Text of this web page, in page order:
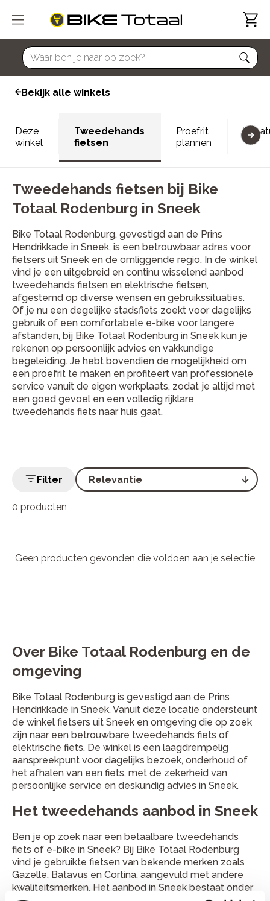
home
Bekijk alle winkels
Deze
winkel
Tweedehands
fietsen
Proefrit
plannen
Tweedehands fietsen bij Bike
Totaal Rodenburg in Sneek
Bike Totaal Rodenburg, gevestigd aan de Prins
Hendrikkade in Sneek, is een betrouwbaar adres voor
fietsers uit Sneek en de omliggende regio. In de winkel
vind je een uitgebreid en continu wisselend aanbod
tweedehands fietsen en elektrische fietsen,
afgestemd op diverse wensen en gebruikssituaties.
Of je nu een degelijke stadsfiets zoekt voor dagelijks
gebruik of een comfortabele e-bike voor langere
afstanden, bij Bike Totaal Rodenburg in Sneek kun je
rekenen op persoonlijk advies en vakkundige
begeleiding. Je hebt bovendien de mogelijkheid om
een proefrit te maken en profiteert van professionele
service vanuit de eigen werkplaats, zodat je altijd met
een goed gevoel en een volledig rijklare
tweedehands fiets naar huis gaat.
0 producten
Filter
Geen producten gevonden die voldoen aan je selectie
Over Bike Totaal Rodenburg en de
omgeving
Bike Totaal Rodenburg is gevestigd aan de Prins
Hendrikkade in Sneek. Vanuit deze locatie ondersteunt
de winkel fietsers uit Sneek en omgeving die op zoek
zijn naar een betrouwbare tweedehands fiets of
elektrische fiets. De winkel is een laagdrempelig
aanspreekpunt voor dagelijks bezoek, onderhoud of
het afhalen van een fiets, met de zekerheid van
persoonlijke service en deskundig advies in Sneek.
Het tweedehands aanbod in Sneek
Ben je op zoek naar een betaalbare tweedehands
fiets of e-bike in Sneek? Bij Bike Totaal Rodenburg
vind je gebruikte fietsen van bekende merken zoals
Gazelle, Batavus en Cortina, aangevuld met andere
kwaliteitsmerken. Het aanbod in Sneek bestaat onder